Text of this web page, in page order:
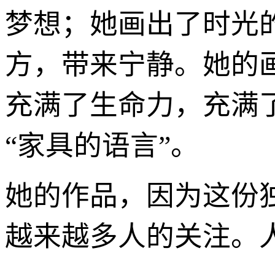
梦想；她画出了时光
方，带来宁静。她的
充满了生命力，充满
“家具的语言”。
她的作品，因为这份
越来越多人的关注。